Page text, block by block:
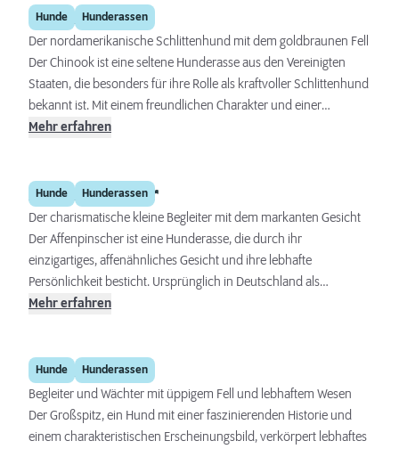
Kurzhaarcollie eine ausgezeichnete Wahl für Familien und aktive
Einzelpersonen gleichermaßen. Dieser Hund besticht durch
seine Loyalität, sein freundliches Wesen und seine Eignung als
Begleithund.
Hunde Hunderassen
Chinook
Der nordamerikanische Schlittenhund mit dem goldbraunen Fell
Der Chinook ist eine seltene Hunderasse aus den Vereinigten
Staaten, die besonders für ihre Rolle als kraftvoller Schlittenhund
bekannt ist. Mit einem freundlichen Charakter und einer
beeindruckenden Arbeitsmoral vereint der Chinook viele
Mehr erfahren
Hunde Hunderassen
Affenpinscher
Der charismatische kleine Begleiter mit dem markanten Gesicht
Der Affenpinscher ist eine Hunderasse, die durch ihr
einzigartiges, affenähnliches Gesicht und ihre lebhafte
Persönlichkeit besticht. Ursprünglich in Deutschland als
Rattenfänger gezüchtet, hat sich dieser kleine, robuste Hund zu
weltweit erobert hat.
Mehr erfahren
Hunde Hunderassen
Großspitz
Begleiter und Wächter mit üppigem Fell und lebhaftem Wesen
Der Großspitz, ein Hund mit einer faszinierenden Historie und
einem charakteristischen Erscheinungsbild, verkörpert lebhaftes